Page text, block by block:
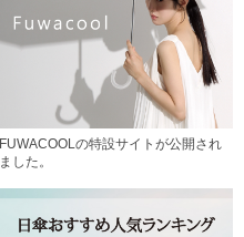
FUWACOOLの特設サイトが公開され
ました。